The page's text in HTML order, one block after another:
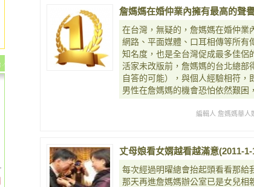
詹媽媽在婚仲業內擁有最高的聲
在台灣，無疑的，詹媽媽在婚仲業
網路、平面媒體、口耳相傳等所有
知名度，也是全台灣促成最多佳侶
活家未改版前，詹媽媽的台北總部
自答的可能），與個人經驗相符，
男性在詹媽媽的機會恐怕依然艱困
編輯人 詹媽媽華人
丈母娘看女婿越看越滿意(2011-1-
每次經過明曜總會抬起頭看看那給
那天再進詹媽媽辦公室已是女兒相